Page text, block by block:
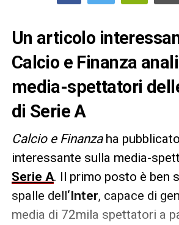
Un articolo
Calcio e Finanza
media-spettatori
di Serie A
Calcio e Finanzaha
interessante sulla media-
Serie A. Il primo posto è ben
spalle dell‘Inter, capace di
media di 72mila spettatori a